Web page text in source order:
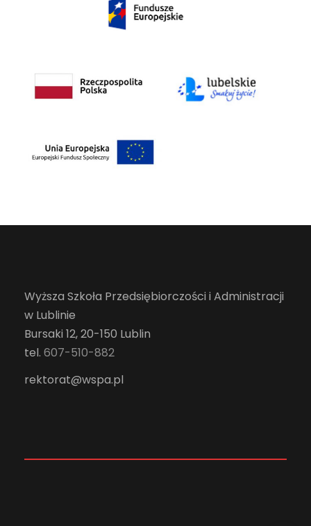
Wyższa Szkoła Przedsiębiorczości i Administracji
w Lublinie
Bursaki 12, 20-150 Lublin
tel. 607-510-882
rektorat@wspa.pl